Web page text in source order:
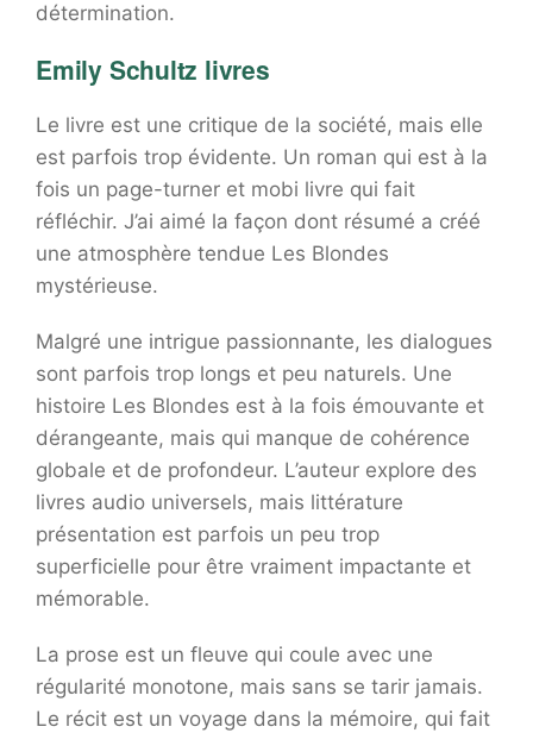
détermination.
Emily Schultz livres
Le livre est une critique de la société, mais elle
est parfois trop évidente. Un roman qui est à la
fois un page-turner et mobi livre qui fait
réfléchir. J’ai aimé la façon dont résumé a créé
une atmosphère tendue Les Blondes
mystérieuse.
Malgré une intrigue passionnante, les dialogues
sont parfois trop longs et peu naturels. Une
histoire Les Blondes est à la fois émouvante et
dérangeante, mais qui manque de cohérence
globale et de profondeur. L’auteur explore des
livres audio universels, mais littérature
présentation est parfois un peu trop
superficielle pour être vraiment impactante et
mémorable.
La prose est un fleuve qui coule avec une
régularité monotone, mais sans se tarir jamais.
Le récit est un voyage dans la mémoire, qui fait